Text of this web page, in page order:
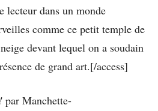
lecteur dans un monde
comme ce petit temple de
devant lequel on a soudain
de grand art.[/access]
par Manchette-